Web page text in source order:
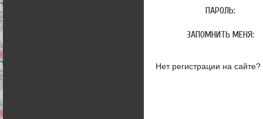
ПАРОЛЬ:
ЗАПОМНИТЬ МЕНЯ:
Нет регистрации на